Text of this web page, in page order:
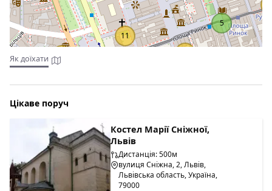
11
10
5
Як доїхати
Цікаве поруч
Костел Марії Сніжної,
Львів
Дистанція: 500м
вулиця Сніжна, 2, Львів,
Львівська область, Україна,
79000